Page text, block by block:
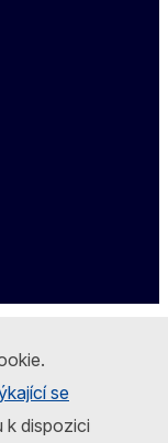
se
k dispozici